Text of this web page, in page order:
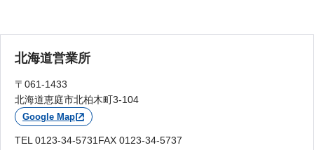
北海道営業所
〒061-1433
北海道恵庭市北柏木町3-104
Google Map
TEL 0123-34-5731 FAX 0123-34-5737